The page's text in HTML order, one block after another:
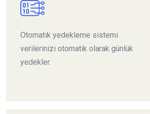
Otomatik yedekleme sistemi
verilerinizi otomatik olarak günlük
yedekler.